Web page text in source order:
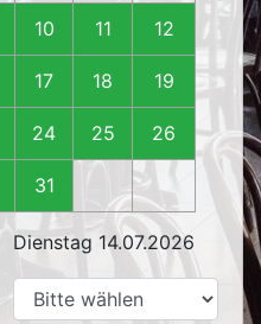
10 11 12
17 18 19
24 25 26
31
Dienstag 14.07.2026